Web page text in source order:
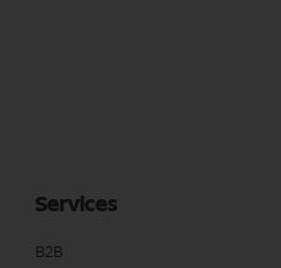
Services
B2B